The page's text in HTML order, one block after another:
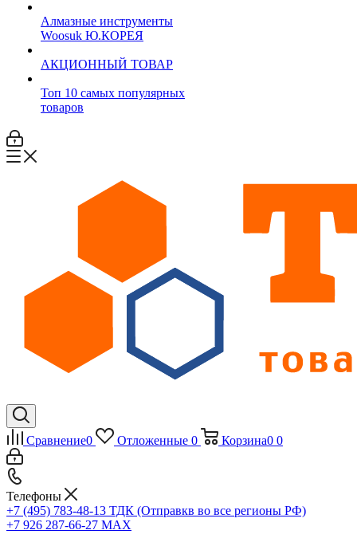
Алмазные инструменты
Woosuk Ю.КОРЕЯ
АКЦИОННЫЙ ТОВАР
Топ 10 самых популярных
товаров
Сравнение0 Отложенные 0 Корзина0 0
Телефоны
+7 (495) 783-48-13 ТДК (Отправкв во все регионы РФ)
+7 926 287-66-27 МАХ